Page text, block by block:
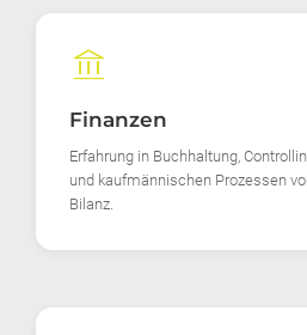
account_balance
Finanzen
Erfahrung in Buchhaltung,
und kaufmännischen Prozessen
Bilanz.